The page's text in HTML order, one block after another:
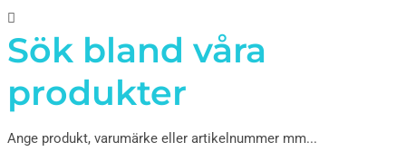
Sök bland våra
produkter
Ange produkt, varumärke eller artikelnummer mm...